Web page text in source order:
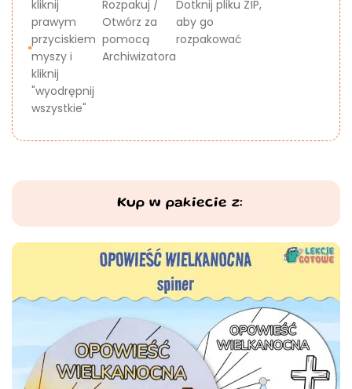
kliknij
prawym
przyciskiem
myszy i
kliknij
"wyodrępnij
wszystkie"
Rozpakuj /
Otwórz za
pomocą
Archiwizatora
Dotknij pliku ZIP,
aby go
rozpakować
Kup w pakiecie z: